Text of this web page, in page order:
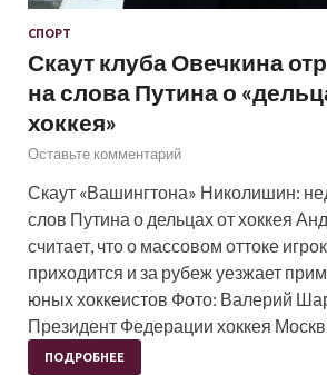
СПОРТ
Скаут клуба Овечкина
на слова Путина о
хоккея»
Оставьте комментарий
Скаут «Вашингтона» Николишин:
слов Путина о дельцах от хоккея
считает, что о массовом оттоке
приходится и за рубеж уезжает
юных хоккеистов Фото: Валерий
Президент Федерации хоккея
ПОДРОБНЕЕ